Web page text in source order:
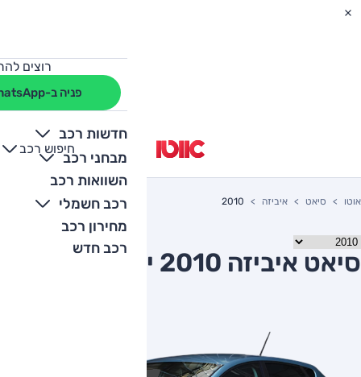
רוצים
פניה ב-WhatsApp
חדשות רכב
מבחני רכב
השוואות רכב
רכב חשמלי
מחירון רכב
רכב חדש
חיפוש רכב
+
-
אוטו סיאט איביזה 2010
סיאט איביזה 2010 יד שניה